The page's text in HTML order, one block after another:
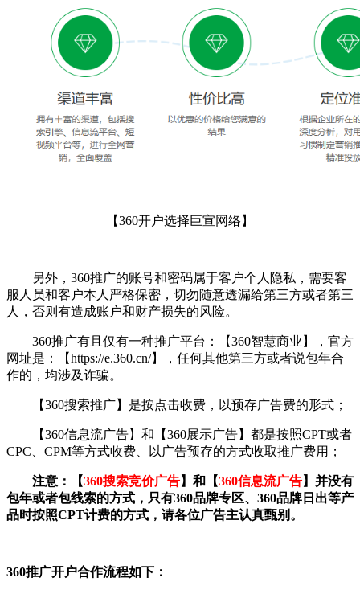
【360开户选择巨宣网络】
另外，360推广的账号和密码属于客户个人隐私，需要客
服人员和客户本人严格保密，切勿随意透漏给第三方或者第三
人，否则有造成账户和财产损失的风险。
360推广有且仅有一种推广平台：【360智慧商业 】，官方
网址是：【https://e.360.cn/】，任何其他第三方或者说包年合
作的，均涉及诈骗。
【360搜索推广】是按点击收费，以预存广告费的形式；
【360信息流广告】和【360展示广告】都是按照CPT或者
CPC、CPM等方式收费、以广告预存的方式收取推广费用；
注意：【360搜索竞价广告】和【360信息流广告】并没有
包年或者包线索的方式，只有360品牌专区、360品牌日出等产
品时按照CPT计费的方式，请各位广告主认真甄别。
360推广开户合作流程如下：